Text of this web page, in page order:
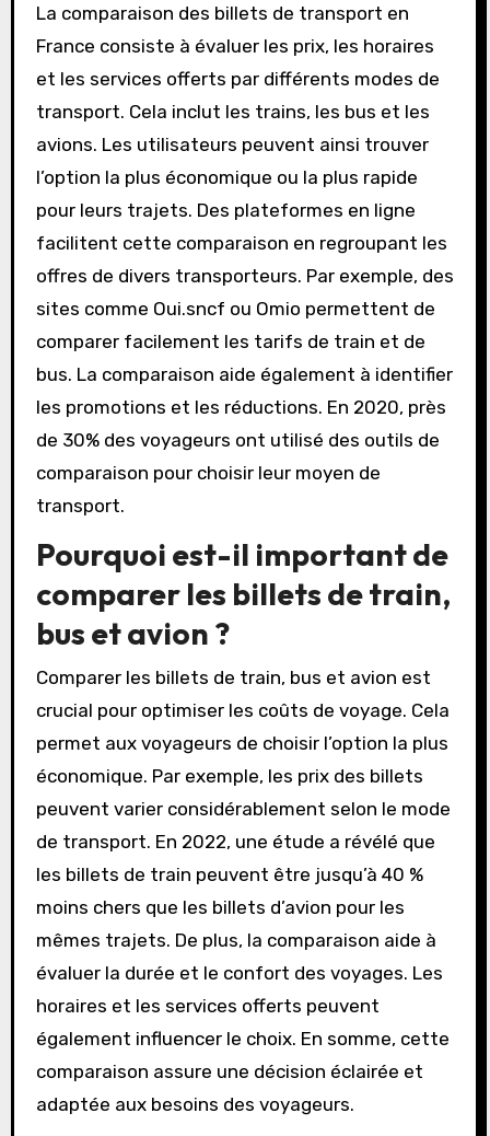
La comparaison des billets de transport en
France consiste à évaluer les prix, les horaires
et les services offerts par différents modes de
transport. Cela inclut les trains, les bus et les
avions. Les utilisateurs peuvent ainsi trouver
l’option la plus économique ou la plus rapide
pour leurs trajets. Des plateformes en ligne
facilitent cette comparaison en regroupant les
offres de divers transporteurs. Par exemple, des
sites comme Oui.sncf ou Omio permettent de
comparer facilement les tarifs de train et de
bus. La comparaison aide également à identifier
les promotions et les réductions. En 2020, près
de 30% des voyageurs ont utilisé des outils de
comparaison pour choisir leur moyen de
transport.
Pourquoi est-il important de
comparer les billets de train,
bus et avion ?
Comparer les billets de train, bus et avion est
crucial pour optimiser les coûts de voyage. Cela
permet aux voyageurs de choisir l’option la plus
économique. Par exemple, les prix des billets
peuvent varier considérablement selon le mode
de transport. En 2022, une étude a révélé que
les billets de train peuvent être jusqu’à 40 %
moins chers que les billets d’avion pour les
mêmes trajets. De plus, la comparaison aide à
évaluer la durée et le confort des voyages. Les
horaires et les services offerts peuvent
également influencer le choix. En somme, cette
comparaison assure une décision éclairée et
adaptée aux besoins des voyageurs.